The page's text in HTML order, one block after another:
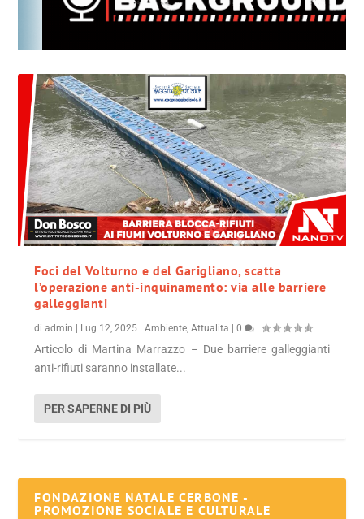
Foci del Volturno e del Garigliano, scatta
l’operazione anti-inquinamento: via alle barriere
galleggianti
diadmin Lug 12, 2025 |Ambiente,Attualita |0 |
Articolo di Martina Marrazzo – Due barriere galleggianti
anti-rifiuti saranno installate...
PER SAPERNE DI PIÙ
FONDAZIONE NATALE CERBONE -
PROMOZIONE SOCIALE E CULTURALE